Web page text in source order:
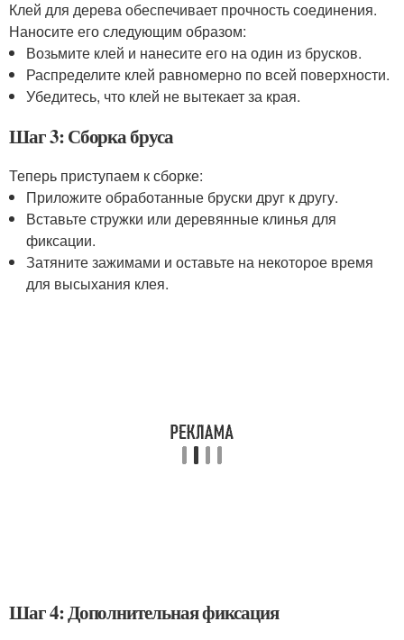
Клей для дерева обеспечивает прочность соединения.
Наносите его следующим образом:
Возьмите клей и нанесите его на один из брусков.
Распределите клей равномерно по всей поверхности.
Убедитесь, что клей не вытекает за края.
Шаг 3: Сборка бруса
Теперь приступаем к сборке:
Приложите обработанные бруски друг к другу.
Вставьте стружки или деревянные клинья для
фиксации.
Затяните зажимами и оставьте на некоторое время
для высыхания клея.
Шаг 4: Дополнительная фиксация